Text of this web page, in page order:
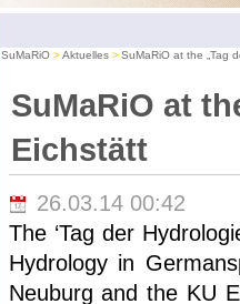
SuMaRiO Aktuelles SuMaRiO at the „Tag
SuMaRiO at
Eichstätt
26.03.14 00:42
The ‘Tag der
Hydrology in
Neuburg and the KU